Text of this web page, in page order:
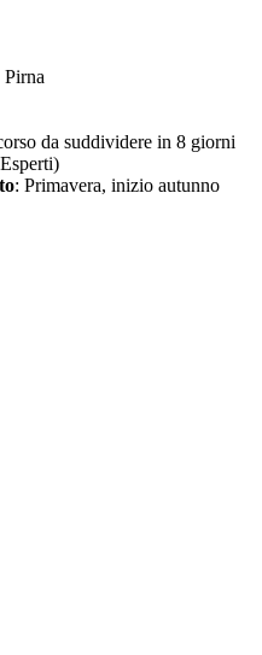
Pirna
da suddividere in 8 giorni
: Primavera, inizio autunno